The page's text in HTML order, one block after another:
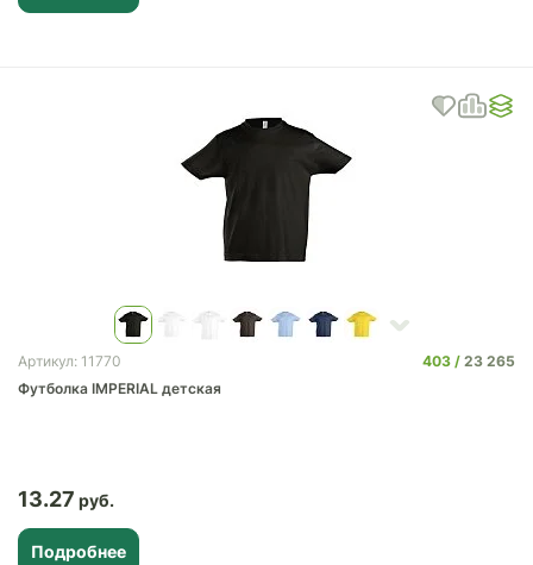
Артикул: 11770 403
23 265
Футболка IMPERIAL детская
13.27
Подробнее